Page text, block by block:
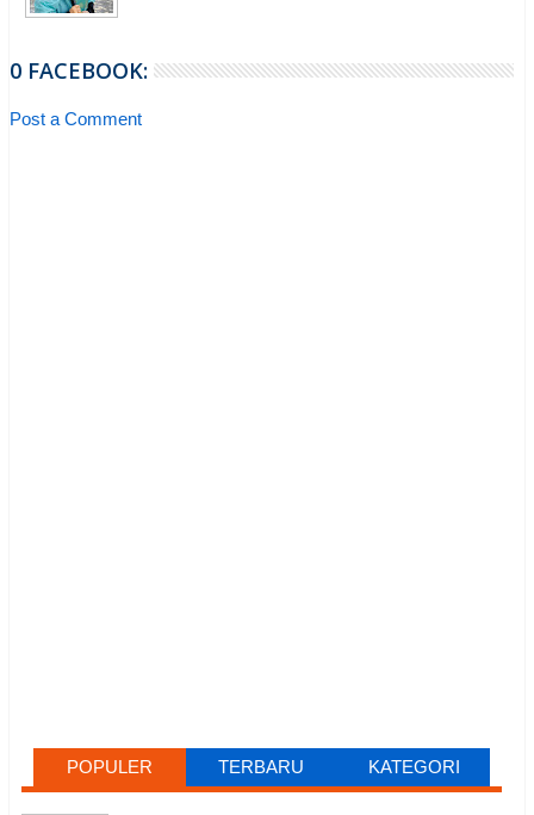
0 FACEBOOK:
Post a Comment
POPULER TERBARU KATEGORI